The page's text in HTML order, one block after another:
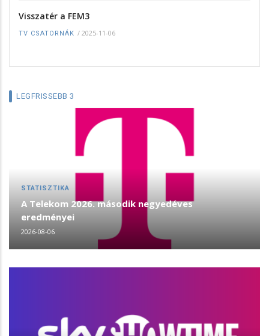
Visszatér a FEM3
TV CSATORNÁK / 2025-11-06
LEGFRISSEBB 3
STATISZTIKA
A Telekom 2026. második negyedéves
eredményei
2026-08-06